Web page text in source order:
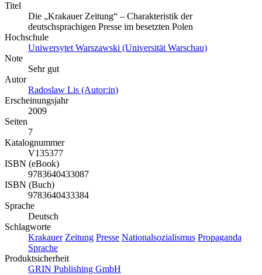
Titel
Die „Krakauer Zeitung“ – Charakteristik der
deutschsprachigen Presse im besetzten Polen
Hochschule
Uniwersytet Warszawski (Universität Warschau)
Note
Sehr gut
Autor
Radoslaw Lis (Autor:in)
Erscheinungsjahr
2009
Seiten
7
Katalognummer
V135377
ISBN (eBook)
9783640433087
ISBN (Buch)
9783640433384
Sprache
Deutsch
Schlagworte
Krakauer Zeitung Presse Nationalsozialismus Propaganda
Sprache
Produktsicherheit
GRIN Publishing GmbH